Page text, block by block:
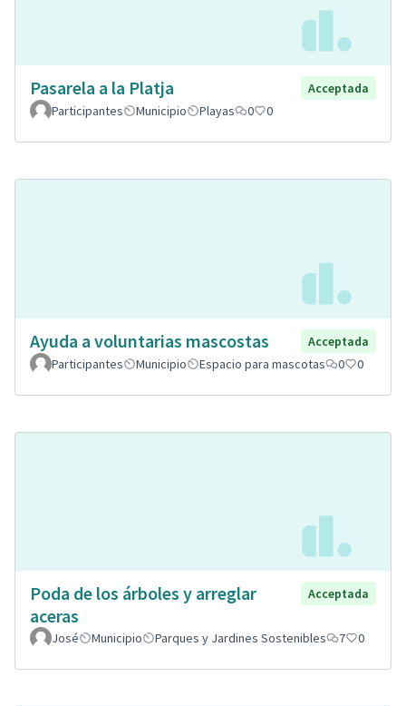
Pasarela a la Platja
Acceptada
Participantes
Municipio Playas 0 0
Ayuda a voluntarias mascostas
Acceptada
Participantes
Municipio Espacio para mascotas 0 0
Poda de los árboles y arreglar
aceras
Acceptada
José Municipio Parques y Jardines Sostenibles 7 0